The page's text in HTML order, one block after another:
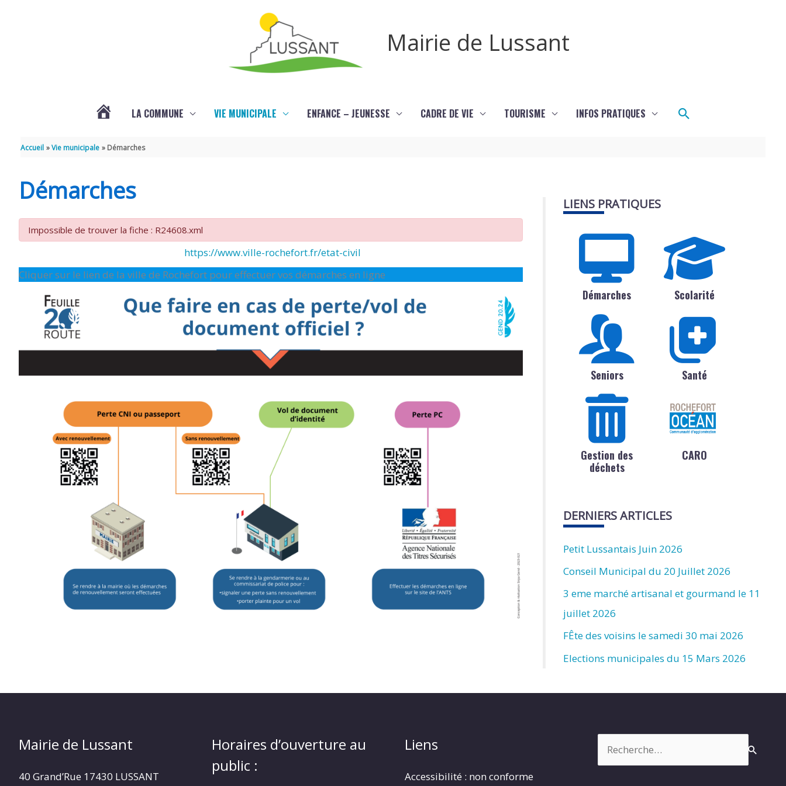
Mairie de Lussant
LA COMMUNE VIE MUNICIPALE ENFANCE – JEUNESSE CADRE DE VIE TOURISME INFOS PRATIQUES Rechercher
Accueil Vie municipale Démarches
Démarches
Impossible de trouver la fiche : R24608.xml
https://www.ville-rochefort.fr/etat-civil
Cliquer sur le lien de la ville de Rochefort pour effectuer vos démarches en ligne
LIENS PRATIQUES
Démarches Scolarité
Seniors Santé
Gestion des
déchets
CARO
DERNIERS ARTICLES
Petit Lussantais Juin 2026
Conseil Municipal du 20 Juillet 2026
3 eme marché artisanal et gourmand le 11
juillet 2026
FÊte des voisins le samedi 30 mai 2026
Elections municipales du 15 Mars 2026
Mairie de Lussant
40 Grand’Rue 17430 LUSSANT
Horaires d’ouverture au
public :
Liens
Accessibilité : non conforme